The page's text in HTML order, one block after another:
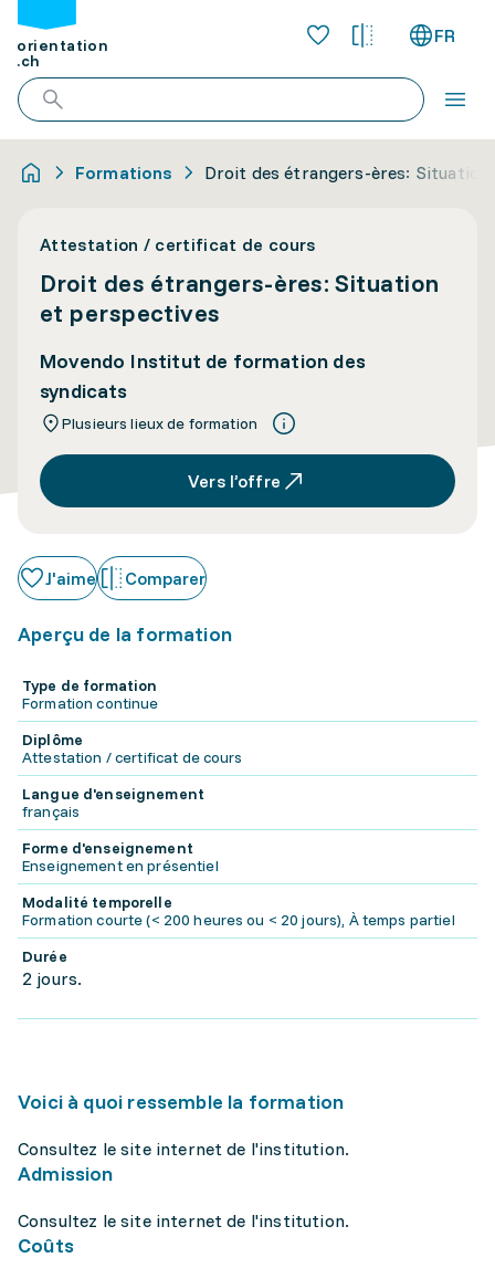
orientation
.ch
FR
Formations Droit des étrangers-ères:
Attestation / certificat de cours
Droit des étrangers-ères: Situation
et perspectives
Movendo Institut de formation des
syndicats
Plusieurs lieux de formation
Vers l’offre
J'aime Comparer
Aperçu de la formation
Type de formation
Formation continue
Diplôme
Attestation / certificat de cours
Langue d'enseignement
français
Forme d'enseignement
Enseignement en présentiel
Modalité temporelle
Formation courte (< 200 heures ou < 20 jours), À temps partiel
Durée
2 jours.
Voici à quoi ressemble la formation
Consultez le site internet de l'institution.
Admission
Consultez le site internet de l'institution.
Coûts